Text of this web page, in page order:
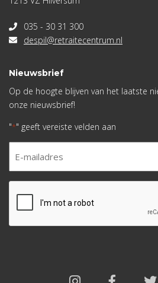
035 - 30 31 300
despil@retraitecentrum.nl
Nieuwsbrief
Op de hoogte blijven van het laatste
onze nieuwsbrief!
"*" geeft vereiste velden aan
*